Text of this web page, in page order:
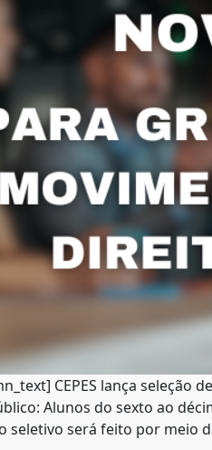
CEPES lança seleção
Alunos do sexto ao
seletivo será feito por meio